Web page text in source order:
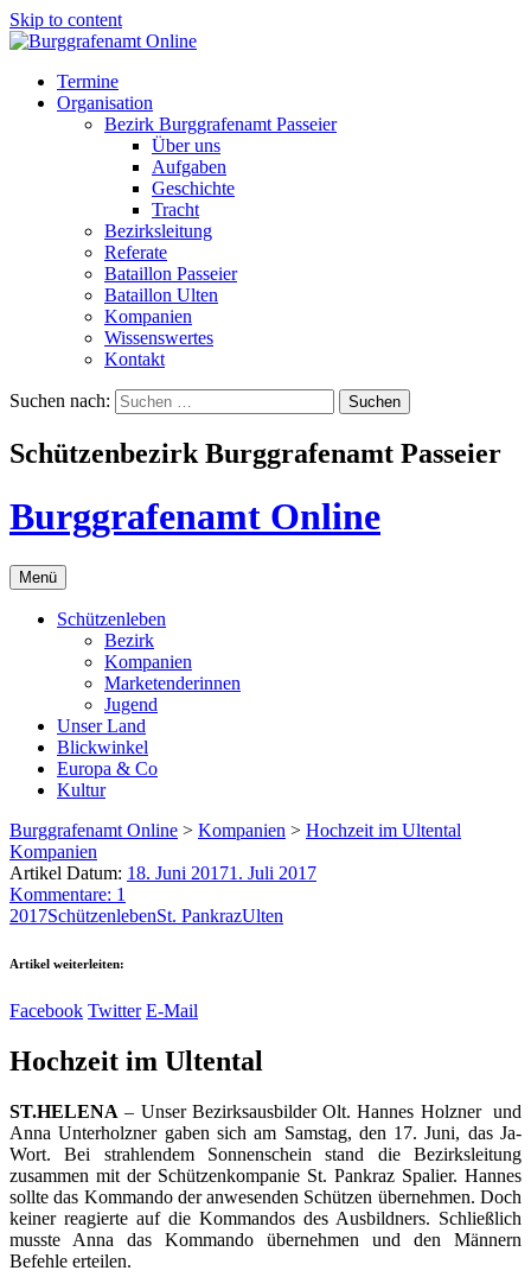
Skip to content
Termine
Organisation
Bezirk Burggrafenamt Passeier
Über uns
Aufgaben
Geschichte
Tracht
Bezirksleitung
Referate
Bataillon Passeier
Bataillon Ulten
Kompanien
Wissenswertes
Kontakt
Suchen nach:
Schützenbezirk Burggrafenamt Passeier
Burggrafenamt Online
Menü
Schützenleben
Bezirk
Kompanien
Marketenderinnen
Jugend
Unser Land
Blickwinkel
Europa & Co
Kultur
Burggrafenamt Online > Kompanien > Hochzeit im Ultental
Kompanien
Artikel Datum: 18. Juni 20171. Juli 2017
Kommentare: 1
2017SchützenlebenSt. PankrazUlten
Artikel weiterleiten:
Facebook Twitter E-Mail
Hochzeit im Ultental
ST.HELENA – Unser Bezirksausbilder Olt. Hannes Holzner und
Anna Unterholzner gaben sich am Samstag, den 17. Juni, das Ja-
Wort. Bei strahlendem Sonnenschein stand die Bezirksleitung
zusammen mit der Schützenkompanie St. Pankraz Spalier. Hannes
sollte das Kommando der anwesenden Schützen übernehmen. Doch
keiner reagierte auf die Kommandos des Ausbildners. Schließlich
musste Anna das Kommando übernehmen und den Männern
Befehle erteilen.